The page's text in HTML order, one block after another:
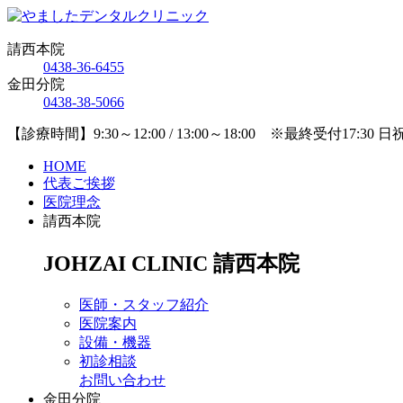
請西本院
0438-36-6455
金田分院
0438-38-5066
【診療時間】9:30～12:00 / 13:00～18:00 ※最終受付17:30 日
HOME
代表ご挨拶
医院理念
請西本院
JOHZAI CLINIC 請西本院
医師・スタッフ紹介
医院案内
設備・機器
初診相談
お問い合わせ
金田分院